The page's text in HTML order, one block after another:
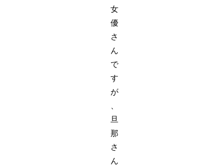
女
優
さ
ん
で
す
が
旦
那
さ
ん